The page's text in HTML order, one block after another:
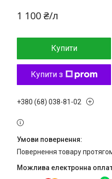
1 100 ₴/л
Купити
Купити з
+380 (68) 038-81-02
повернення товару